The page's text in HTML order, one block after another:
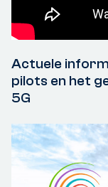
Actuele
pilots en het
5G